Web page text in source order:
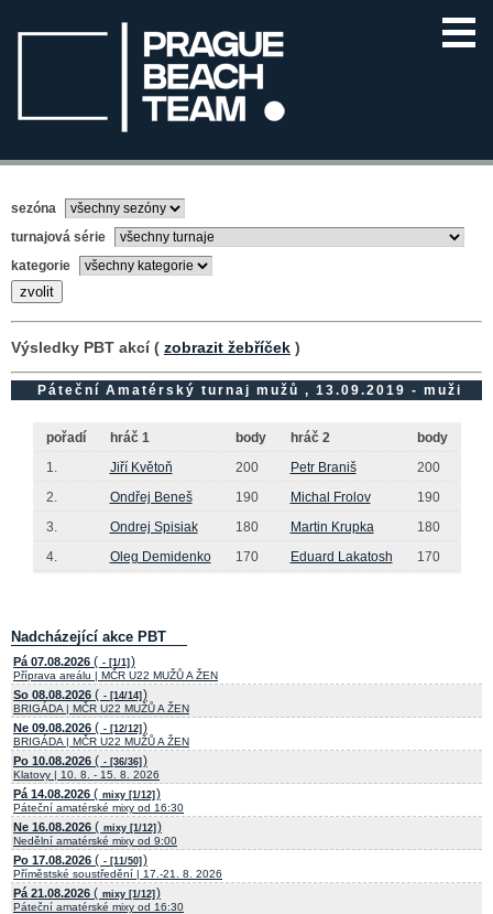
sezóna
turnajová série
kategorie
Výsledky PBT akcí ( zobrazit žebříček )
Páteční Amatérský turnaj mužů , 13.09.2019 - muži
pořadí hráč 1 body hráč 2
body
1.
Jiří Květoň 200 Petr Braniš
200
2.
Ondřej Beneš 190 Michal Frolov
190
3.
Ondrej Spisiak 180 Martin Krupka
180
4.
Oleg Demidenko 170 Eduard Lakatosh 170
Nadcházející akce PBT
Pá 07.08.2026 ( - [1/1] )
Příprava areálu | MČR U22 MUŽŮ A ŽEN
So 08.08.2026 ( - [14/14] )
BRIGÁDA | MČR U22 MUŽŮ A ŽEN
Ne 09.08.2026 ( - [12/12] )
BRIGÁDA | MČR U22 MUŽŮ A ŽEN
Po 10.08.2026 ( - [36/36] )
Klatovy | 10. 8. - 15. 8. 2026
Pá 14.08.2026 ( mixy [1/12] )
Páteční amatérské mixy od 16:30
Ne 16.08.2026 ( mixy [1/12] )
Nedělní amatérské mixy od 9:00
Po 17.08.2026 ( - [11/50] )
Příměstské soustředění | 17.-21. 8. 2026
Pá 21.08.2026 ( mixy [1/12] )
Páteční amatérské mixy od 16:30